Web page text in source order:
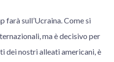
farà sull’Ucraina. Come si
ma è decisivo per
dei nostri alleati americani, è